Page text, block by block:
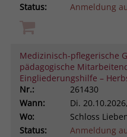
Status:
Anmeldung
Medizinisch-pflegerische
pädagogische
Eingliederungshilfe –
Nr.:
261430
Wann:
Di.
Wo:
Schloss
Status:
Anmeldung